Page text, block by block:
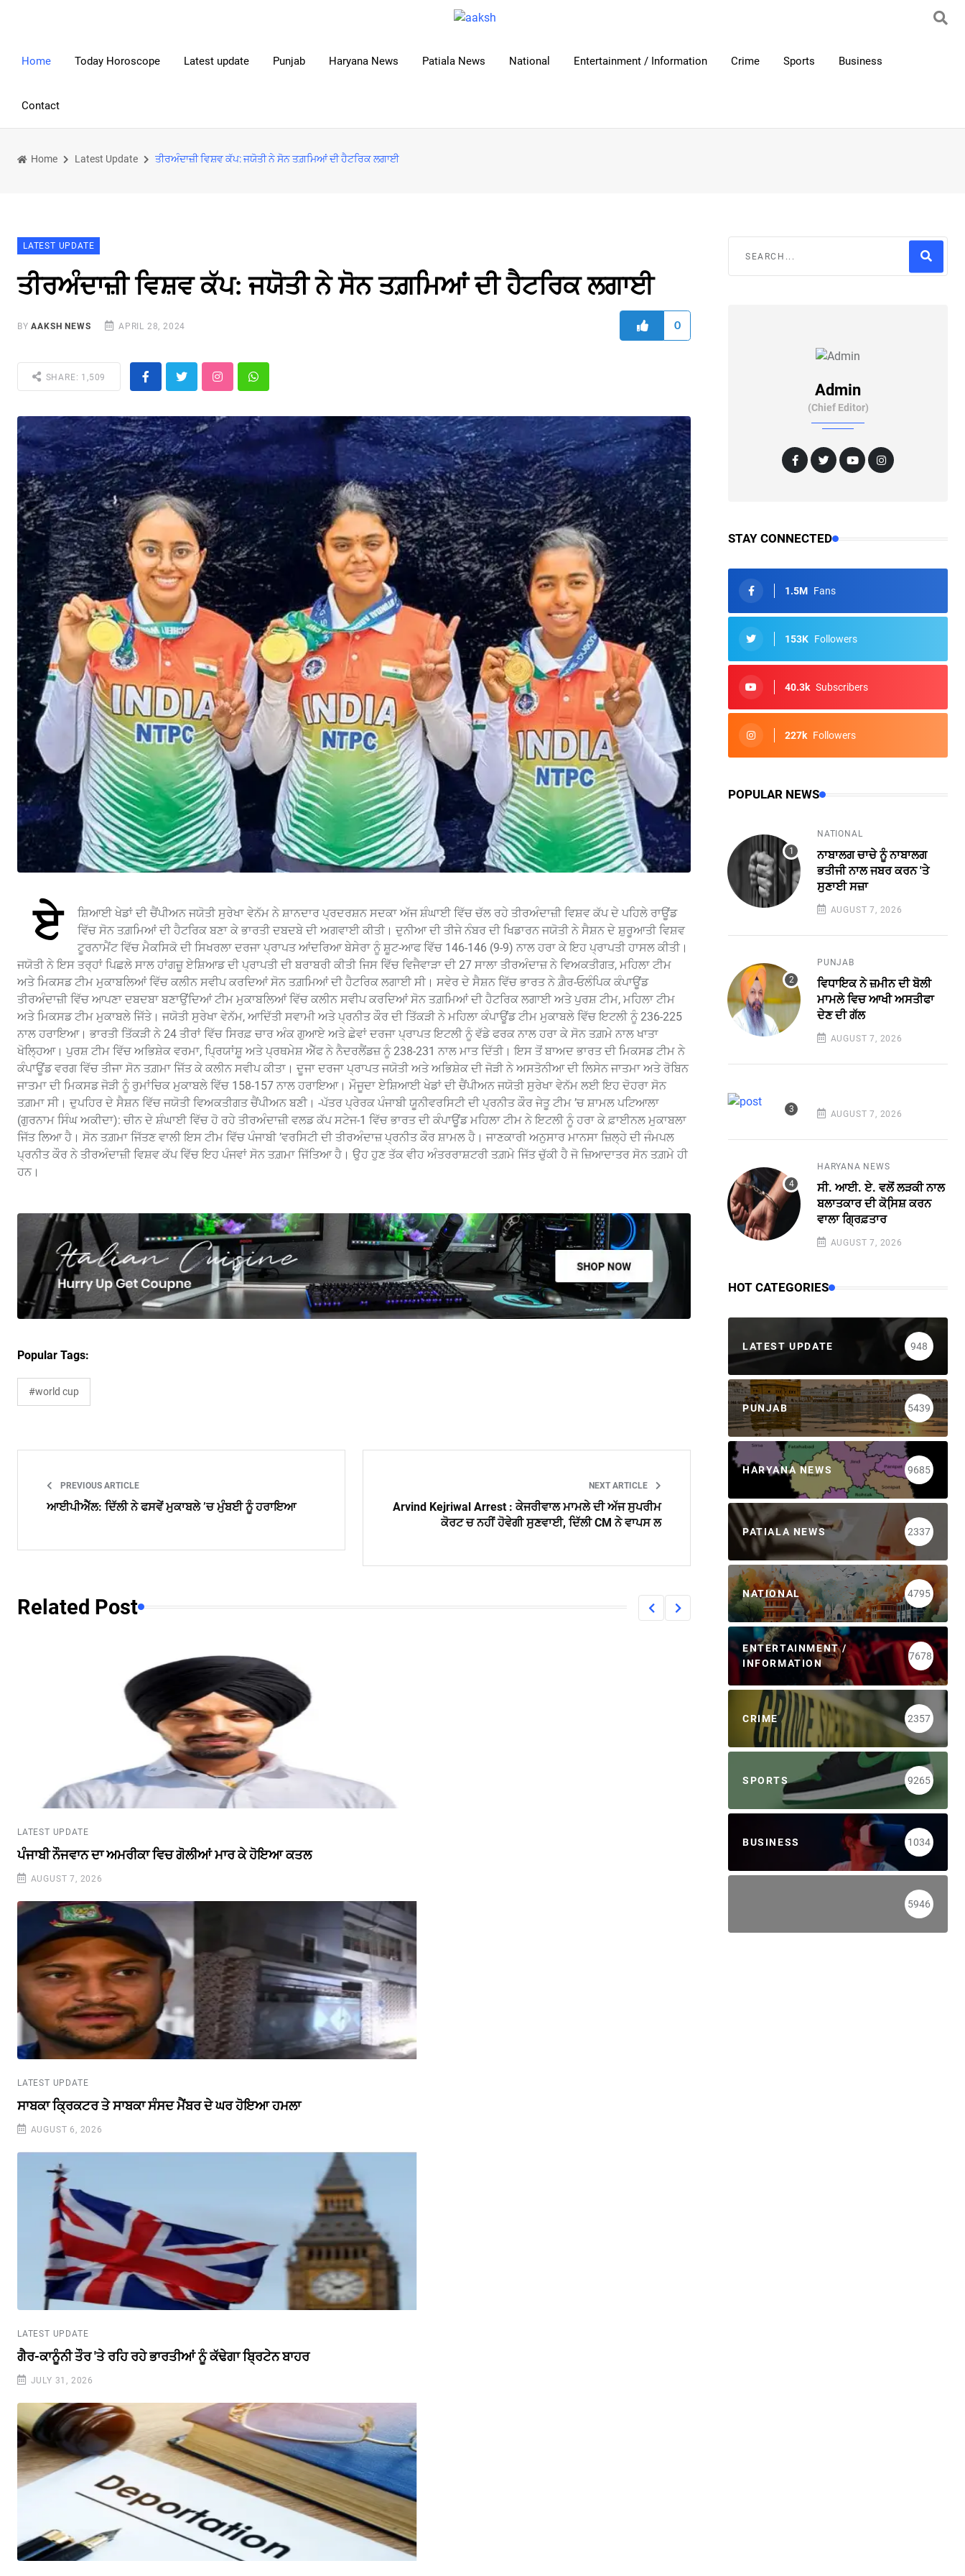
Home Today Horoscope Latest update Punjab Haryana News Patiala News National Entertainment / Information Crime Sports Business
Contact
Home Latest Update ਤੀਰਅੰਦਾਜ਼ੀ ਵਿਸ਼ਵ ਕੱਪ: ਜਯੋਤੀ ਨੇ ਸੋਨ ਤਗ਼ਮਿਆਂ ਦੀ ਹੈਟਰਿਕ ਲਗਾਈ
LATEST UPDATE
ਤੀਰਅੰਦਾਜ਼ੀ ਵਿਸ਼ਵ ਕੱਪ: ਜਯੋਤੀ ਨੇ ਸੋਨ ਤਗ਼ਮਿਆਂ ਦੀ ਹੈਟਰਿਕ ਲਗਾਈ
BYAAKSH NEWS APRIL 28, 2024 0
SHARE: 1,509
ਏ
ਸ਼ਿਆਈ ਖੇਡਾਂ ਦੀ ਚੈਂਪੀਅਨ ਜਯੋਤੀ ਸੁਰੇਖਾ ਵੇਨੱਮ ਨੇ ਸ਼ਾਨਦਾਰ ਪ੍ਰਦਰਸ਼ਨ ਸਦਕਾ ਅੱਜ ਸ਼ੰਘਾਈ ਵਿੱਚ ਚੱਲ ਰਹੇ ਤੀਰਅੰਦਾਜ਼ੀ ਵਿਸ਼ਵ ਕੱਪ ਦੇ ਪਹਿਲੇ ਰਾਊਂਡ
ਵਿੱਚ ਸੋਨ ਤਗ਼ਮਿਆਂ ਦੀ ਹੈਟਰਿਕ ਬਣਾ ਕੇ ਭਾਰਤੀ ਦਬਦਬੇ ਦੀ ਅਗਵਾਈ ਕੀਤੀ। ਦੁਨੀਆ ਦੀ ਤੀਜੇ ਨੰਬਰ ਦੀ ਖਿਡਾਰਨ ਜਯੋਤੀ ਨੇ ਸੈਸ਼ਨ ਦੇ ਸ਼ੁਰੂਆਤੀ ਵਿਸ਼ਵ
ਟੂਰਨਾਮੈਂਟ ਵਿੱਚ ਮੈਕਸਿਕੋ ਦੀ ਸਿਖਰਲਾ ਦਰਜਾ ਪ੍ਰਾਪਤ ਆਂਦਰਿਆ ਬੇਸੇਰਾ ਨੂੰ ਸ਼ੂਟ-ਆਫ ਵਿੱਚ 146-146 (9-9) ਨਾਲ ਹਰਾ ਕੇ ਇਹ ਪ੍ਰਾਪਤੀ ਹਾਸਲ ਕੀਤੀ।
ਜਯੋਤੀ ਨੇ ਇਸ ਤਰ੍ਹਾਂ ਪਿਛਲੇ ਸਾਲ ਹਾਂਗਜ਼ੂ ਏਸ਼ਿਆਡ ਦੀ ਪ੍ਰਾਪਤੀ ਦੀ ਬਰਾਬਰੀ ਕੀਤੀ ਜਿਸ ਵਿੱਚ ਵਿਜੈਵਾੜਾ ਦੀ 27 ਸਾਲਾ ਤੀਰਅੰਦਾਜ਼ ਨੇ ਵਿਅਕਤੀਗਤ, ਮਹਿਲਾ ਟੀਮ
ਅਤੇ ਮਿਕਸਡ ਟੀਮ ਮੁਕਾਬਲਿਆਂ ਵਿੱਚ ਕਲੀਨ ਸਵੀਪ ਕਰਦਿਆਂ ਸੋਨ ਤਗ਼ਮਿਆਂ ਦੀ ਹੈਟਰਿਕ ਲਗਾਈ ਸੀ। ਸਵੇਰ ਦੇ ਸੈਸ਼ਨ ਵਿੱਚ ਭਾਰਤ ਨੇ ਗ਼ੈਰ-ਓਲੰਪਿਕ ਕੰਪਾਊਂਡ
ਤੀਰਅੰਦਾਜ਼ੀ ਵਿੱਚ ਆਪਣਾ ਦਬਦਬਾ ਬਣਾਉਂਦਿਆਂ ਟੀਮ ਮੁਕਾਬਲਿਆਂ ਵਿੱਚ ਕਲੀਨ ਸਵੀਪ ਕਰਦਿਆਂ ਸੋਨ ਤਗ਼ਮਿਆਂ ਦੀ ਹੈਟਰਿਕ ਲਗਾਈ ਅਤੇ ਪੁਰਸ਼ ਟੀਮ, ਮਹਿਲਾ ਟੀਮ
ਅਤੇ ਮਿਕਸਡ ਟੀਮ ਮੁਕਾਬਲੇ ਜਿੱਤੇ। ਜਯੋਤੀ ਸੁਰੇਖਾ ਵੇਨੱਮ, ਆਦਿੱਤੀ ਸਵਾਮੀ ਅਤੇ ਪ੍ਰਨੀਤ ਕੌਰ ਦੀ ਤਿੱਕੜੀ ਨੇ ਮਹਿਲਾ ਕੰਪਾਊਂਡ ਟੀਮ ਮੁਕਾਬਲੇ ਵਿੱਚ ਇਟਲੀ ਨੂੰ 236-225
ਨਾਲ ਹਰਾਇਆ। ਭਾਰਤੀ ਤਿੱਕੜੀ ਨੇ 24 ਤੀਰਾਂ ਵਿੱਚ ਸਿਰਫ਼ ਚਾਰ ਅੰਕ ਗੁਆਏ ਅਤੇ ਛੇਵਾਂ ਦਰਜਾ ਪ੍ਰਾਪਤ ਇਟਲੀ ਨੂੰ ਵੱਡੇ ਫਰਕ ਨਾਲ ਹਰਾ ਕੇ ਸੋਨ ਤਗ਼ਮੇ ਨਾਲ ਖਾਤਾ
ਖੋਲ੍ਹਿਆ। ਪੁਰਸ਼ ਟੀਮ ਵਿੱਚ ਅਭਿਸ਼ੇਕ ਵਰਮਾ, ਪ੍ਰਿਯਾਂਸ਼ੂ ਅਤੇ ਪ੍ਰਥਮੇਸ਼ ਐੱਫ ਨੇ ਨੈਦਰਲੈਂਡਜ਼ ਨੂੰ 238-231 ਨਾਲ ਮਾਤ ਦਿੱਤੀ। ਇਸ ਤੋਂ ਬਾਅਦ ਭਾਰਤ ਦੀ ਮਿਕਸਡ ਟੀਮ ਨੇ
ਕੰਪਾਊਂਡ ਵਰਗ ਵਿੱਚ ਤੀਜਾ ਸੋਨ ਤਗ਼ਮਾ ਜਿੱਤ ਕੇ ਕਲੀਨ ਸਵੀਪ ਕੀਤਾ। ਦੂਜਾ ਦਰਜਾ ਪ੍ਰਾਪਤ ਜਯੋਤੀ ਅਤੇ ਅਭਿਸ਼ੇਕ ਦੀ ਜੋੜੀ ਨੇ ਅਸਤੋਨੀਆ ਦੀ ਲਿਸੇਨ ਜਾਤਮਾ ਅਤੇ ਰੋਬਿਨ
ਜਾਤਮਾ ਦੀ ਮਿਕਸਡ ਜੋੜੀ ਨੂੰ ਰੁਮਾਂਚਿਕ ਮੁਕਾਬਲੇ ਵਿੱਚ 158-157 ਨਾਲ ਹਰਾਇਆ। ਮੌਜੂਦਾ ਏਸ਼ਿਆਈ ਖੇਡਾਂ ਦੀ ਚੈਂਪੀਅਨ ਜਯੋਤੀ ਸੁਰੇਖਾ ਵੇਨੱਮ ਲਈ ਇਹ ਦੋਹਰਾ ਸੋਨ
ਤਗ਼ਮਾ ਸੀ। ਦੁਪਹਿਰ ਦੇ ਸੈਸ਼ਨ ਵਿੱਚ ਜਯੋਤੀ ਵਿਅਕਤੀਗਤ ਚੈਂਪੀਅਨ ਬਣੀ। -ਪੱਤਰ ਪ੍ਰੇਰਕ ਪੰਜਾਬੀ ਯੂਨੀਵਰਸਿਟੀ ਦੀ ਪ੍ਰਨੀਤ ਕੌਰ ਜੇਤੂ ਟੀਮ ’ਚ ਸ਼ਾਮਲ ਪਟਿਆਲਾ
(ਗੁਰਨਾਮ ਸਿੰਘ ਅਕੀਦਾ): ਚੀਨ ਦੇ ਸ਼ੰਘਾਈ ਵਿੱਚ ਹੋ ਰਹੇ ਤੀਰਅੰਦਾਜ਼ੀ ਵਲਡ ਕੱਪ ਸਟੇਜ-1 ਵਿੱਚ ਭਾਰਤ ਦੀ ਕੰਪਾਊਂਡ ਮਹਿਲਾ ਟੀਮ ਨੇ ਇਟਲੀ ਨੂੰ ਹਰਾ ਕੇ ਫ਼ਾਈਨਲ ਮੁਕਾਬਲਾ
ਜਿੱਤ ਲਿਆ ਹੈ। ਸੋਨ ਤਗ਼ਮਾ ਜਿੱਤਣ ਵਾਲੀ ਇਸ ਟੀਮ ਵਿੱਚ ਪੰਜਾਬੀ ’ਵਰਸਿਟੀ ਦੀ ਤੀਰਅੰਦਾਜ਼ ਪ੍ਰਨੀਤ ਕੌਰ ਸ਼ਾਮਲ ਹੈ। ਜਾਣਕਾਰੀ ਅਨੁਸਾਰ ਮਾਨਸਾ ਜ਼ਿਲ੍ਹੇ ਦੀ ਜੰਮਪਲ
ਪ੍ਰਨੀਤ ਕੌਰ ਨੇ ਤੀਰਅੰਦਾਜ਼ੀ ਵਿਸ਼ਵ ਕੱਪ ਵਿੱਚ ਇਹ ਪੰਜਵਾਂ ਸੋਨ ਤਗ਼ਮਾ ਜਿੱਤਿਆ ਹੈ। ਉਹ ਹੁਣ ਤੱਕ ਵੀਹ ਅੰਤਰਰਾਸ਼ਟਰੀ ਤਗ਼ਮੇ ਜਿੱਤ ਚੁੱਕੀ ਹੈ ਜੋ ਜ਼ਿਆਦਾਤਰ ਸੋਨ ਤਗ਼ਮੇ ਹੀ
ਹਨ।
Popular Tags:
#world cup
PREVIOUS ARTICLE
ਆਈਪੀਐੱਲ: ਦਿੱਲੀ ਨੇ ਫਸਵੇਂ ਮੁਕਾਬਲੇ ’ਚ ਮੁੰਬਈ ਨੂੰ ਹਰਾਇਆ
NEXT ARTICLE
Arvind Kejriwal Arrest : ਕੇਜਰੀਵਾਲ ਮਾਮਲੇ ਦੀ ਅੱਜ ਸੁਪਰੀਮ
ਕੋਰਟ ਚ ਨਹੀਂ ਹੋਵੇਗੀ ਸੁਣਵਾਈ, ਦਿੱਲੀ CM ਨੇ ਵਾਪਸ ਲ
Related Post
LATEST UPDATE
ਪੰਜਾਬੀ ਨੌਜਵਾਨ ਦਾ ਅਮਰੀਕਾ ਵਿਚ ਗੋਲੀਆਂ ਮਾਰ ਕੇ ਹੋਇਆ ਕਤਲ
AUGUST 7, 2026
LATEST UPDATE
ਸਾਬਕਾ ਕ੍ਰਿਕਟਰ ਤੇ ਸਾਬਕਾ ਸੰਸਦ ਮੈਂਬਰ ਦੇ ਘਰ ਹੋਇਆ ਹਮਲਾ
AUGUST 6, 2026
LATEST UPDATE
ਗੈਰ-ਕਾਨੂੰਨੀ ਤੌਰ 'ਤੇ ਰਹਿ ਰਹੇ ਭਾਰਤੀਆਂ ਨੂੰ ਕੱਢੇਗਾ ਬ੍ਰਿਟੇਨ ਬਾਹਰ
JULY 31, 2026
Admin
(Chief Editor)
STAY CONNECTED
1.5M Fans
153K Followers
40.3k Subscribers
227k Followers
POPULAR NEWS
NATIONAL
ਨਾਬਾਲਗ ਚਾਚੇ ਨੂੰ ਨਾਬਾਲਗ
ਭਤੀਜੀ ਨਾਲ ਜਬਰ ਕਰਨ 'ਤੇ
ਸੁਣਾਈ ਸਜ਼ਾ
AUGUST 7, 2026
PUNJAB
ਵਿਧਾਇਕ ਨੇ ਜ਼ਮੀਨ ਦੀ ਬੋਲੀ
ਮਾਮਲੇ ਵਿਚ ਆਖੀ ਅਸਤੀਫਾ
ਦੇਣ ਦੀ ਗੱਲ
AUGUST 7, 2026
AUGUST 7, 2026
HARYANA NEWS
ਸੀ. ਆਈ. ਏ. ਵਲੋਂ ਲੜਕੀ ਨਾਲ
ਬਲਾਤਕਾਰ ਦੀ ਕੋਸਿ਼ਸ਼ ਕਰਨ
ਵਾਲਾ ਗ੍ਰਿਫ਼ਤਾਰ
AUGUST 7, 2026
HOT CATEGORIES
LATEST UPDATE 948
PUNJAB 5439
HARYANA NEWS 9685
PATIALA NEWS 2337
NATIONAL 4795
ENTERTAINMENT /
INFORMATION
7678
CRIME 2357
SPORTS 9265
BUSINESS 1034
5946